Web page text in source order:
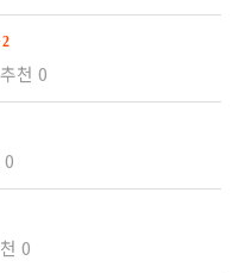
2
추천 0
0